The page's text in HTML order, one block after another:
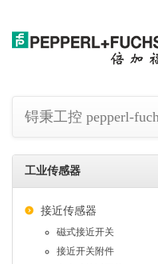
锝秉工控 pepperl-
工业传感器
接近传感器
磁式接近开关
接近开关附件